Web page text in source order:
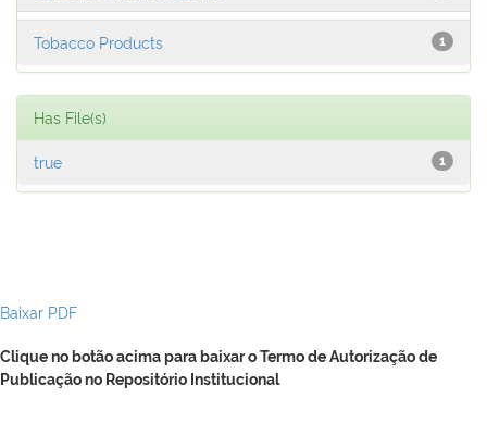
1
Tobacco Products
Has File(s)
1
true
Baixar PDF
Clique no botão acima para baixar o Termo de Autorização de
Publicação no Repositório Institucional